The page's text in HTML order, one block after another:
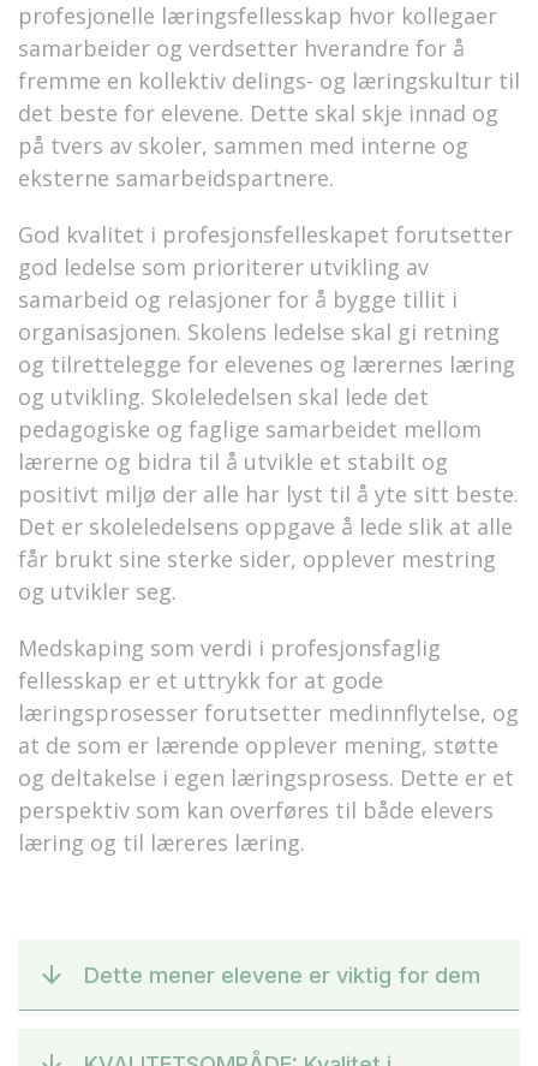
profesjonelle læringsfellesskap hvor kollegaer
samarbeider og verdsetter hverandre for å
fremme en kollektiv delings- og læringskultur til
det beste for elevene. Dette skal skje innad og
på tvers av skoler, sammen med interne og
eksterne samarbeidspartnere.
God kvalitet i profesjonsfelleskapet forutsetter
god ledelse som prioriterer utvikling av
samarbeid og relasjoner for å bygge tillit i
organisasjonen. Skolens ledelse skal gi retning
og tilrettelegge for elevenes og lærernes læring
og utvikling. Skoleledelsen skal lede det
pedagogiske og faglige samarbeidet mellom
lærerne og bidra til å utvikle et stabilt og
positivt miljø der alle har lyst til å yte sitt beste.
Det er skoleledelsens oppgave å lede slik at alle
får brukt sine sterke sider, opplever mestring
og utvikler seg.
Medskaping som verdi i profesjonsfaglig
fellesskap er et uttrykk for at gode
læringsprosesser forutsetter medinnflytelse, og
at de som er lærende opplever mening, støtte
og deltakelse i egen læringsprosess. Dette er et
perspektiv som kan overføres til både elevers
læring og til læreres læring.
Dette mener elevene er viktig for dem